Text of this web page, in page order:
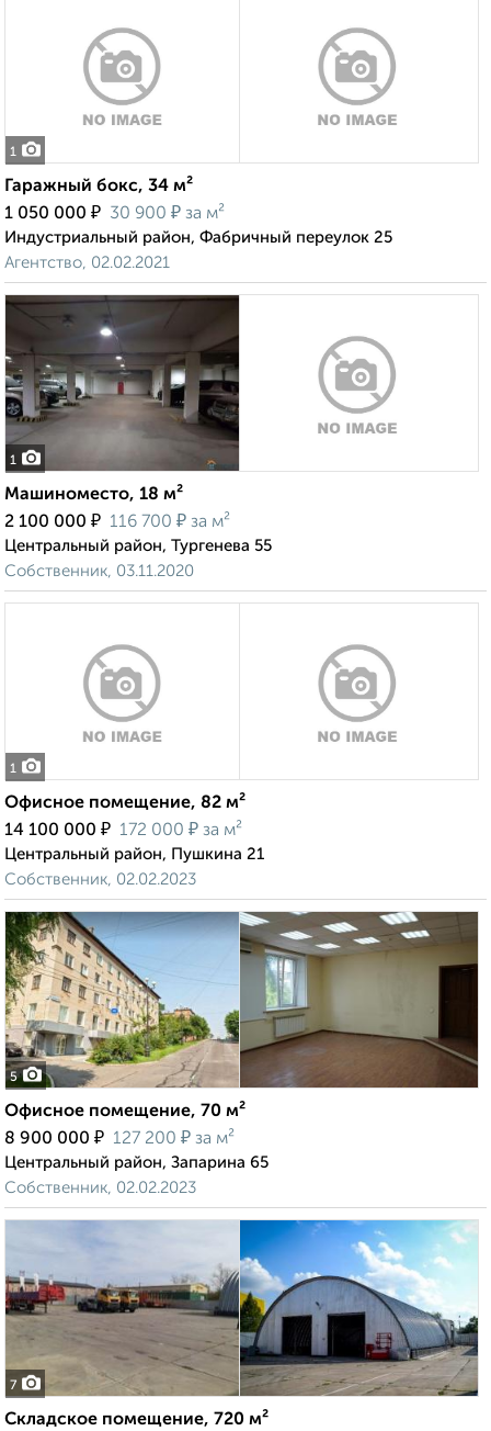
1
Гаражный бокс, 34 м²
1 050 000 ₽ 30 900 ₽ за м²
Индустриальный район, Фабричный переулок 25
Агентство, 02.02.2021
1
Машиноместо, 18 м²
2 100 000 ₽ 116 700 ₽ за м²
Центральный район, Тургенева 55
Собственник, 03.11.2020
1
Офисное помещение, 82 м²
14 100 000 ₽ 172 000 ₽ за м²
Центральный район, Пушкина 21
Собственник, 02.02.2023
5
Офисное помещение, 70 м²
8 900 000 ₽ 127 200 ₽ за м²
Центральный район, Запарина 65
Собственник, 02.02.2023
7
Складское помещение, 720 м²